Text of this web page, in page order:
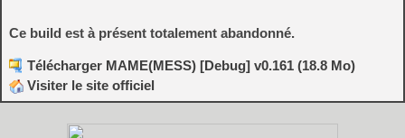
Ce build est à présent totalement abandonné.
Télécharger MAME(MESS) [Debug] v0.161 (18.8 Mo)
Visiter le site officiel